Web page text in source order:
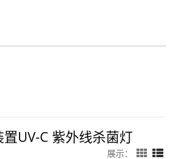
UV-C 紫外线杀菌灯
展示：